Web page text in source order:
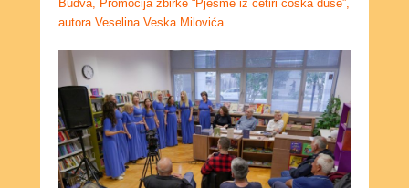
Budva, Promocija zbirke “Pjesme iz četiri ćoška duše”,
autora Veselina Veska Milovića